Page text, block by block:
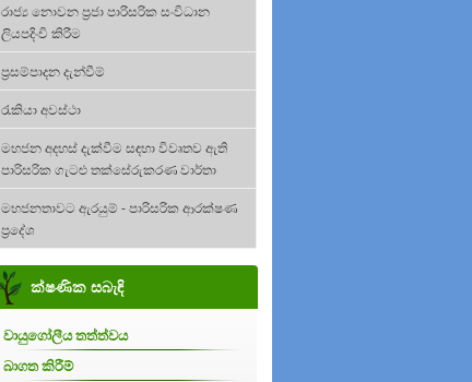
රාජ්‍ය නොවන ප්‍රජා පාරිසරික සංවිධාන
ලියපදිංචි කිරීම
ප්‍රසම්පාදන දැන්වීම්
රැකියා අවස්ථා
මහජන අදහස් දැක්වීම සඳහා විවෘතව ඇති
පාරිසරික ගැටළු තක්සේරුකරණ වාර්තා
මහජනතාවට ඇරයුම් - පාරිසරික ආරක්ෂණ
ප්‍රදේශ
ක්ෂණික සබැඳි
වායුගෝලීය තත්ත්වය
බාගත කිරීම්